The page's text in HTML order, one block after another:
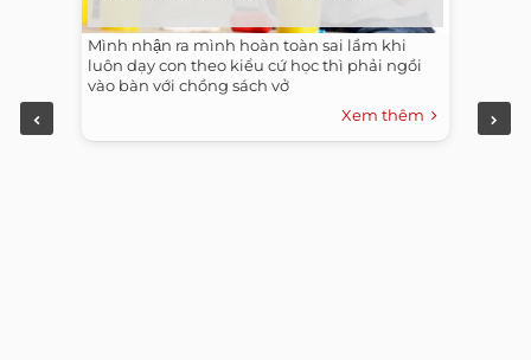
Mình nhận ra mình hoàn toàn sai lầm khi
luôn dạy con theo kiểu cứ học thì phải ngồi
vào bàn với chồng sách vở
Xem thêm